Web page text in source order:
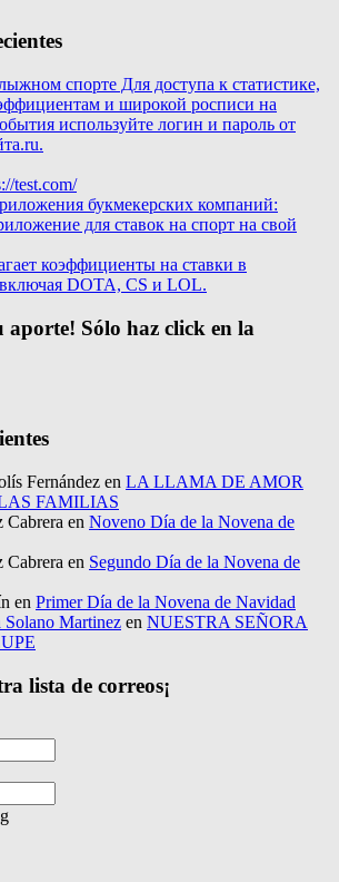
спорте Для доступа к статистике,
и широкой росписи на
используйте логин и пароль от
test.com/
букмекерских компаний:
для ставок на спорт на свой
коэффициенты на ставки в
DOTA, CS и LOL.
aporte! Sólo haz click en la
Fernández en LA LLAMA DE AMOR
FAMILIAS
Cabrera en Noveno Día de la Novena de
Cabrera en Segundo Día de la Novena de
en Primer Día de la Novena de Navidad
Solano Martinez en NUESTRA SEÑORA
lista de correos¡